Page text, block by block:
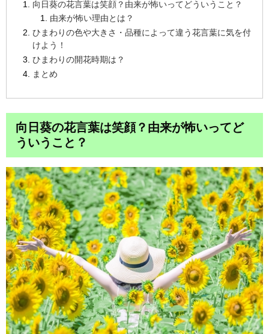
向日葵の花言葉は笑顔？由来が怖いってどういうこと？
由来が怖い理由とは？
ひまわりの色や大きさ・品種によって違う花言葉に気を付
けよう！
ひまわりの開花時期は？
まとめ
向日葵の花言葉は笑顔？由来が怖いってど
ういうこと？